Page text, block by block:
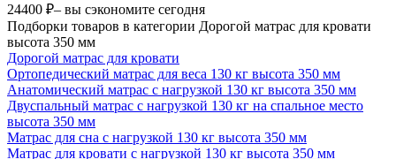
24400 ₽– вы сэкономите сегодня
Подборки товаров в категории Дорогой матрас для кровати
высота 350 мм
Дорогой матрас для кровати
Ортопедический матрас для веса 130 кг высота 350 мм
Анатомический матрас с нагрузкой 130 кг высота 350 мм
Двуспальный матрас с нагрузкой 130 кг на спальное место
высота 350 мм
Матрас для сна с нагрузкой 130 кг высота 350 мм
Матрас для кровати с нагрузкой 130 кг высота 350 мм